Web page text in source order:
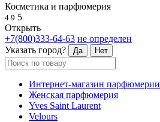
Косметика и парфюмерия
4.9 5
Открыть
+7(800)333-64-63 не определен
Указать город?
Да Нет
Интернет-магазин парфюмерии
Женская парфюмерия
Yves Saint Laurent
Velours